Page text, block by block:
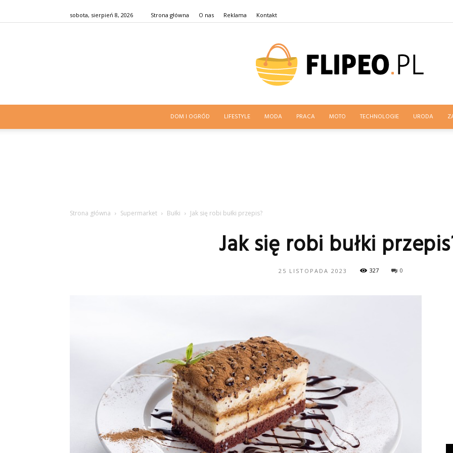
sobota, sierpień 8, 2026 Strona główna O nas Reklama Kontakt
flipeo.pl
DOM I OGRÓD LIFESTYLE MODA PRACA MOTO TECHNOLOGIE URODA
Strona główna Supermarket Bułki Jak się robi bułki przepis?
Jak się robi bułki
25 LISTOPADA 2023 327 0